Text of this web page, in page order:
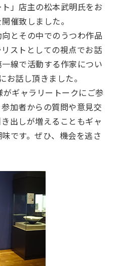
」店主の松本武明氏をお
催致しました。
とその中でのうつわ作品
ストとしての視点でお話
線で活動する作家につい
お話し頂きました。
ギャラリートークにご参
加者からの質問や意見交
出しが増えることもギャ
です。ぜひ、機会を逃さ